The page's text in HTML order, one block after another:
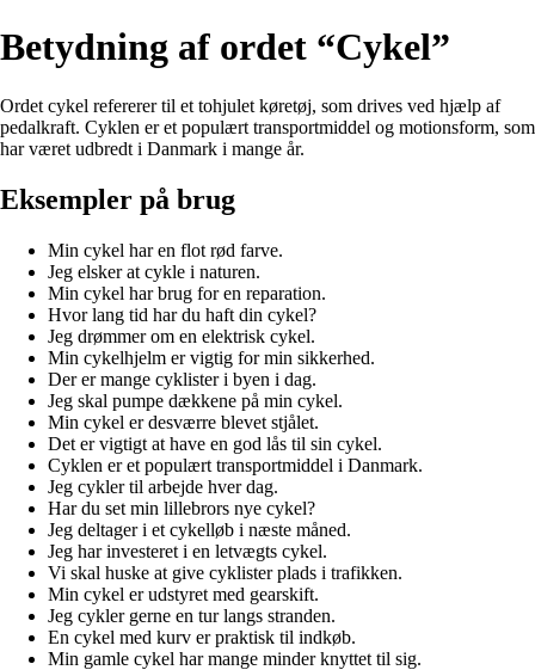
Betydning af ordet “Cykel”
Ordet cykel refererer til et tohjulet køretøj, som drives ved hjælp af
pedalkraft. Cyklen er et populært transportmiddel og motionsform, som
har været udbredt i Danmark i mange år.
Eksempler på brug
Min cykel har en flot rød farve.
Jeg elsker at cykle i naturen.
Min cykel har brug for en reparation.
Hvor lang tid har du haft din cykel?
Jeg drømmer om en elektrisk cykel.
Min cykelhjelm er vigtig for min sikkerhed.
Der er mange cyklister i byen i dag.
Jeg skal pumpe dækkene på min cykel.
Min cykel er desværre blevet stjålet.
Det er vigtigt at have en god lås til sin cykel.
Cyklen er et populært transportmiddel i Danmark.
Jeg cykler til arbejde hver dag.
Har du set min lillebrors nye cykel?
Jeg deltager i et cykelløb i næste måned.
Jeg har investeret i en letvægts cykel.
Vi skal huske at give cyklister plads i trafikken.
Min cykel er udstyret med gearskift.
Jeg cykler gerne en tur langs stranden.
En cykel med kurv er praktisk til indkøb.
Min gamle cykel har mange minder knyttet til sig.